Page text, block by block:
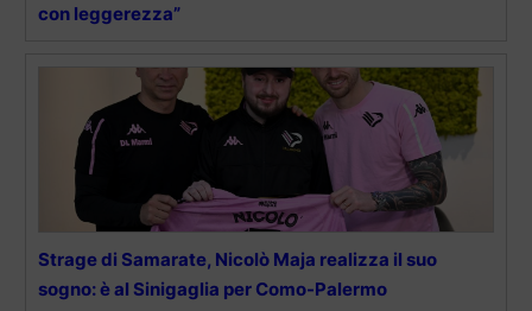
con leggerezza”
Strage di Samarate, Nicolò Maja realizza il suo
sogno: è al Sinigaglia per Como-Palermo